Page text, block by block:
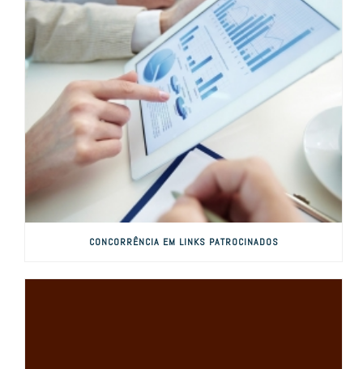
CONCORRÊNCIA EM LINKS PATROCINADOS